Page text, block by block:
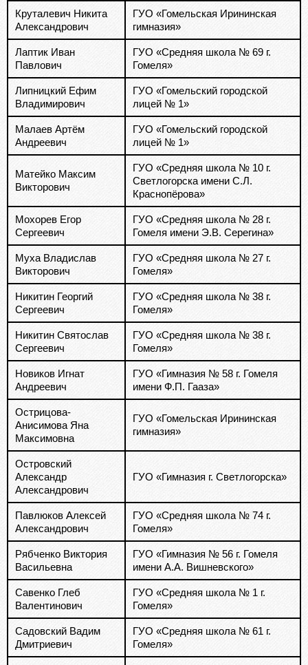
Круталевич Никита
Александрович
ГУО «Гомельская Ирининская
гимназия»
Лаптик Иван
Павлович
ГУО «Средняя школа № 69 г.
Гомеля»
Липницкий Ефим
Владимирович
ГУО «Гомельский городской
лицей № 1»
Малаев Артём
Андреевич
ГУО «Гомельский городской
лицей № 1»
Матейко Максим
Викторович
ГУО «Средняя школа № 10 г.
Светлогорска имени С.Л.
Краснопёрова»
Мохорев Егор
Сергеевич
ГУО «Средняя школа № 28 г.
Гомеля имени Э.В. Серегина»
Муха Владислав
Викторович
ГУО «Средняя школа № 27 г.
Гомеля»
Никитин Георгий
Сергеевич
ГУО «Средняя школа № 38 г.
Гомеля»
Никитин Святослав
Сергеевич
ГУО «Средняя школа № 38 г.
Гомеля»
Новиков Игнат
Андреевич
ГУО «Гимназия № 58 г. Гомеля
имени Ф.П. Гааза»
Острицова-
Анисимова Яна
Максимовна
ГУО «Гомельская Ирининская
гимназия»
Островский
Александр
Александрович
ГУО «Гимназия г. Светлогорска»
Павлюков Алексей
Александрович
ГУО «Средняя школа № 74 г.
Гомеля»
Рябченко Виктория
Васильевна
ГУО «Гимназия № 56 г. Гомеля
имени А.А. Вишневского»
Савенко Глеб
Валентинович
ГУО «Средняя школа № 1 г.
Гомеля»
Садовский Вадим
Дмитриевич
ГУО «Средняя школа № 61 г.
Гомеля»